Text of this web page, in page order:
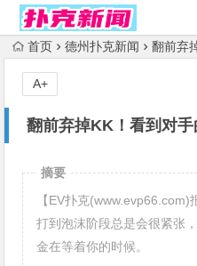
首页 德州扑克新闻 翻前弃
翻前弃掉KK！看到对
A+
摘要
【EV扑克(www.evp66.com)
打到泡沫阶段总是会很紧张
金在等着你的时候。